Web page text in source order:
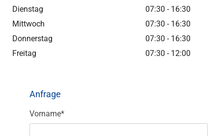
Dienstag
07:30 - 16:30
Mittwoch
07:30 - 16:30
Donnerstag
07:30 - 16:30
Freitag
07:30 - 12:00
Anfrage
Vorname*